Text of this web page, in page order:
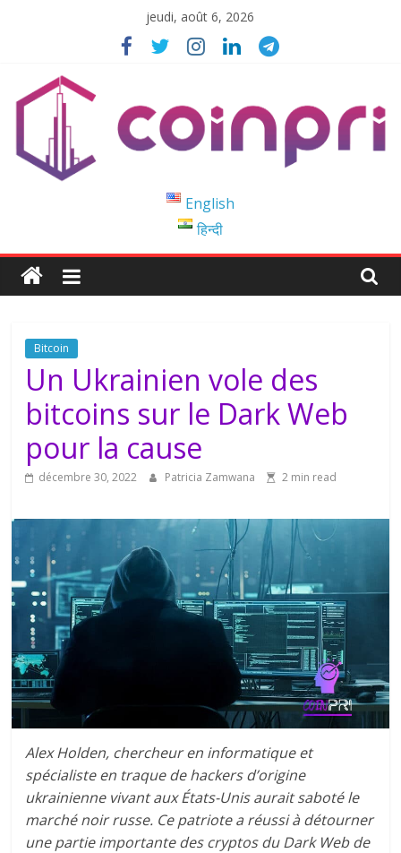
jeudi, août 6, 2026
Blockchain
Easy
to
English
हिन्दी
Bitcoin
Un Ukrainien vole des
bitcoins sur le Dark Web
pour la cause
décembre 30, 2022 Patricia Zamwana 2 min read
Alex Holden, chercheur en informatique et
spécialiste en traque de hackers d’origine
ukrainienne vivant aux États-Unis aurait saboté le
marché noir russe. Ce patriote a réussi à détourner
une partie importante des cryptos du Dark Web de